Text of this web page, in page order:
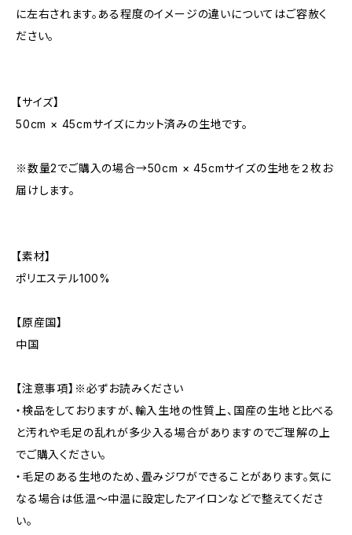
に左右されます。ある程度のイメージの違いについてはご容赦く
ださい。
【サイズ】
50cm × 45cmサイズにカット済みの生地です。
※数量2でご購入の場合→50cm × 45cmサイズの生地を２枚お
届けします。
【素材】
ポリエステル100%
【原産国】
中国
【注意事項】※必ずお読みください
・検品をしておりますが、輸入生地の性質上、国産の生地と比べる
と汚れや毛足の乱れが多少入る場合がありますのでご理解の上
でご購入ください。
・毛足のある生地のため、畳みジワができることがあります。気に
なる場合は低温〜中温に設定したアイロンなどで整えてくださ
い。